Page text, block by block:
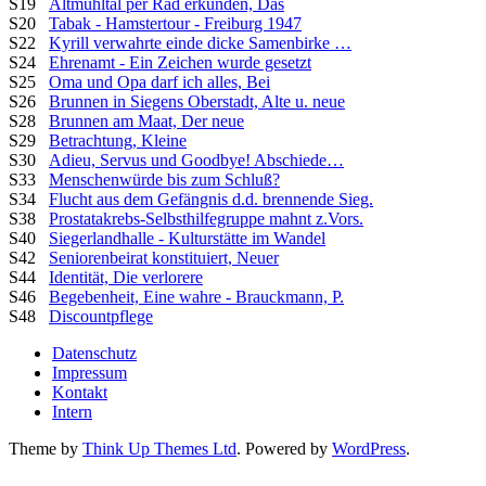
S20 Tabak - Hamstertour - Freiburg 1947
S22 Kyrill verwahrte einde dicke Samenbirke …
S24 Ehrenamt - Ein Zeichen wurde gesetzt
S25 Oma und Opa darf ich alles, Bei
S26 Brunnen in Siegens Oberstadt, Alte u. neue
S28 Brunnen am Maat, Der neue
S29 Betrachtung, Kleine
S30 Adieu, Servus und Goodbye! Abschiede…
S33 Menschenwürde bis zum Schluß?
S34 Flucht aus dem Gefängnis d.d. brennende Sieg.
S38 Prostatakrebs-Selbsthilfegruppe mahnt z.Vors.
S40 Siegerlandhalle - Kulturstätte im Wandel
S42 Seniorenbeirat konstituiert, Neuer
S44 Identität, Die verlorere
S46 Begebenheit, Eine wahre - Brauckmann, P.
S48 Discountpflege
Datenschutz
Impressum
Kontakt
Intern
Theme by Think Up Themes Ltd. Powered by WordPress.